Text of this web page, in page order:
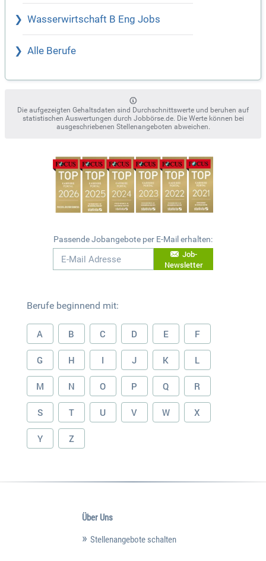
Wasserwirtschaft B Eng Jobs
Alle Berufe
Die aufgezeigten Gehaltsdaten sind Durchschnittswerte und beruhen auf
statistischen Auswertungen durch Jobbörse.de. Die Werte können bei
ausgeschriebenen Stellenangeboten abweichen.
Passende Jobangebote per E-Mail erhalten:
Job-
Newsletter
Berufe beginnend mit:
A B C D E F
G H I J K L
M N O P Q R
S T U V W X
Y Z
Über Uns
Stellenangebote schalten